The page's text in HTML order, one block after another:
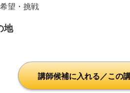
望・挑戦
地
講師候補に入れる／この